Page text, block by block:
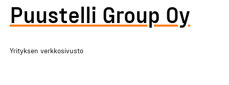
Puustelli Group Oy
Yrityksen verkkosivusto